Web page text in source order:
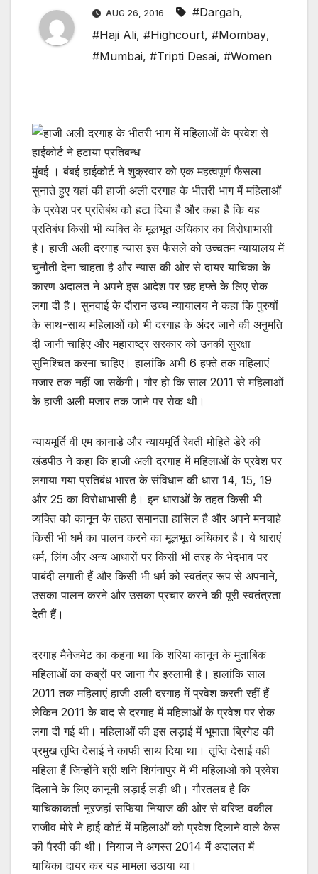
AUG 26, 2016 #Dargah,
#Haji Ali, #Highcourt, #Mombay,
#Mumbai, #Tripti Desai, #Women
मुंबई । बंबई हाईकोर्ट ने शुक्रवार को एक महत्वपूर्ण फैसला
सुनाते हुए यहां की हाजी अली दरगाह के भीतरी भाग में महिलाओं
के प्रवेश पर प्रतिबंध को हटा दिया है और कहा है कि यह
प्रतिबंध किसी भी व्यक्ति के मूलभूत अधिकार का विरोधाभासी
है। हाजी अली दरगाह न्यास इस फैसले को उच्चतम न्यायालय में
चुनौती देना चाहता है और न्यास की ओर से दायर याचिका के
कारण अदालत ने अपने इस आदेश पर छह हफ्ते के लिए रोक
लगा दी है। सुनवाई के दौरान उच्च न्यायालय ने कहा कि पुरुषों
के साथ-साथ महिलाओं को भी दरगाह के अंदर जाने की अनुमति
दी जानी चाहिए और महाराष्ट्र सरकार को उनकी सुरक्षा
सुनिश्चित करना चाहिए। हालांकि अभी 6 हफ्ते तक महिलाएं
मजार तक नहीं जा सकेंगी। गौर हो कि साल 2011 से महिलाओं
के हाजी अली मजार तक जाने पर रोक थी।
न्यायमूर्ति वी एम कानाडे और न्यायमूर्ति रेवती मोहिते डेरे की
खंडपीठ ने कहा कि हाजी अली दरगाह में महिलाओं के प्रवेश पर
लगाया गया प्रतिबंध भारत के संविधान की धारा 14, 15, 19
और 25 का विरोधाभासी है। इन धाराओं के तहत किसी भी
व्यक्ति को कानून के तहत समानता हासिल है और अपने मनचाहे
किसी भी धर्म का पालन करने का मूलभूत अधिकार है। ये धाराएं
धर्म, लिंग और अन्य आधारों पर किसी भी तरह के भेदभाव पर
पाबंदी लगाती हैं और किसी भी धर्म को स्वतंत्र रूप से अपनाने,
उसका पालन करने और उसका प्रचार करने की पूरी स्वतंत्रता
देती हैं।
दरगाह मैनेजमेट का कहना था कि शरिया कानून के मुताबिक
महिलाओं का कब्रों पर जाना गैर इस्लामी है। हालांकि साल
2011 तक महिलाएं हाजी अली दरगाह में प्रवेश करती रहीं हैं
लेकिन 2011 के बाद से दरगाह में महिलाओं के प्रवेश पर रोक
लगा दी गई थी। महिलाओं की इस लड़ाई में भूमाता ब्रिगेड की
प्रमुख तृप्ति देसाई ने काफी साथ दिया था। तृप्ति देसाई वही
महिला हैं जिन्होंने श्री शनि शिगंनापुर में भी महिलाओं को प्रवेश
दिलाने के लिए कानूनी लड़ाई लड़ी थी। गौरतलब है कि
याचिकाकर्ता नूरजहां सफिया नियाज की ओर से वरिष्ठ वकील
राजीव मोरे ने हाई कोर्ट में महिलाओं को प्रवेश दिलाने वाले केस
की पैरवी की थी। नियाज ने अगस्त 2014 में अदालत में
याचिका दायर कर यह मामला उठाया था।